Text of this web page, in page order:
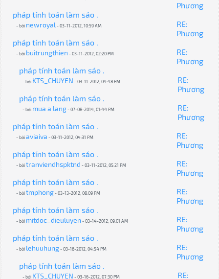
Phương
pháp tính toán làm sáo .
- bởi newroyal- 03-11-2012, 10:59 AM
RE:
Phương
pháp tính toán làm sáo .
- bởi buitrungthien - 03-11-2012, 02:20 PM
RE:
Phương
pháp tính toán làm sáo .
- bởi KTS_CHUYEN - 03-11-2012, 04:48 PM
RE:
Phương
pháp tính toán làm sáo .
- bởi mua a lang- 07-08-2014, 01:44 PM
RE:
Phương
pháp tính toán làm sáo .
- bởiaviaiva - 03-11-2012, 04:31 PM
RE:
Phương
pháp tính toán làm sáo .
- bởitranviendhspktnd - 03-11-2012, 05:21 PM
RE:
Phương
pháp tính toán làm sáo .
- bởitmphong- 03-13-2012, 08:09 PM
RE:
Phương
pháp tính toán làm sáo .
- bởi mitdoc_dieuluyen - 03-14-2012, 09:01 AM
RE:
Phương
pháp tính toán làm sáo .
- bởi lehuuhung- 03-16-2012, 04:54 PM
RE:
Phương
pháp tính toán làm sáo .
- bởi KTS_CHUYEN - 03-16-2012, 07:30 PM
RE: